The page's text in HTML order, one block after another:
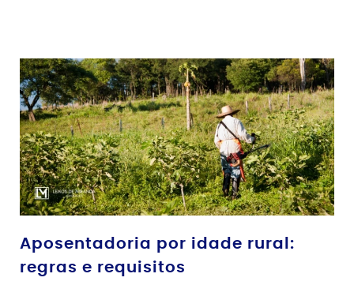
Aposentadoria por idade rural:
regras e requisitos